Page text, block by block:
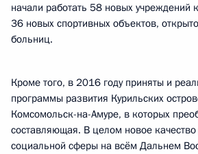
начали работать 58 новых учреждений
36 новых спортивных объектов,
больниц.
Кроме того, в 2016 году приняты и
программы развития Курильских
Комсомольск-на-Амуре, в которых
составляющая. В целом новое качество
социальной сферы на всём Дальнем